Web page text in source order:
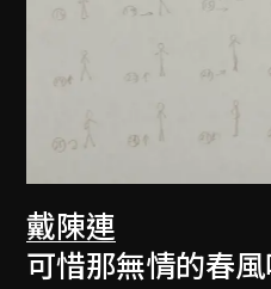
戴陳連
可惜那無情的春